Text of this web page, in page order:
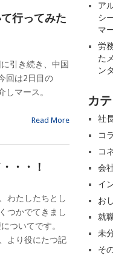
行ってみた
引き続き、中国
回は2日目の
介しマース。
Read More
・・！
わたしたちとし
つかでてきまし
ついてです。
より役にたつ記
ア
シ
マ
労
た
ン
カ
社
コ
コ
会
イ
お
就
未
そ